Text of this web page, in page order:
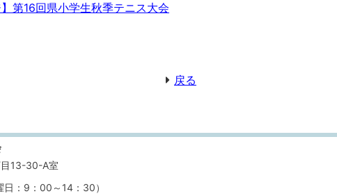
第16回県小学生秋季テニス大会
戻る
13-30-A室
：9：00～14：30）